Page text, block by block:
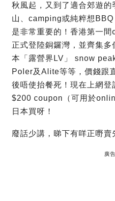
秋風起，又到了適合郊遊
山、camping或純粹想
是非常重要的！香港第一
正式登陸銅鑼灣，並齊集多
本「露營界LV」 snow
Poler及Alite等等，價錢跟
後唔使抬餐死！現在上網
$200 coupon（可用於
日本買呀！
廢話少講，睇下有咩正嘢賣
廣告